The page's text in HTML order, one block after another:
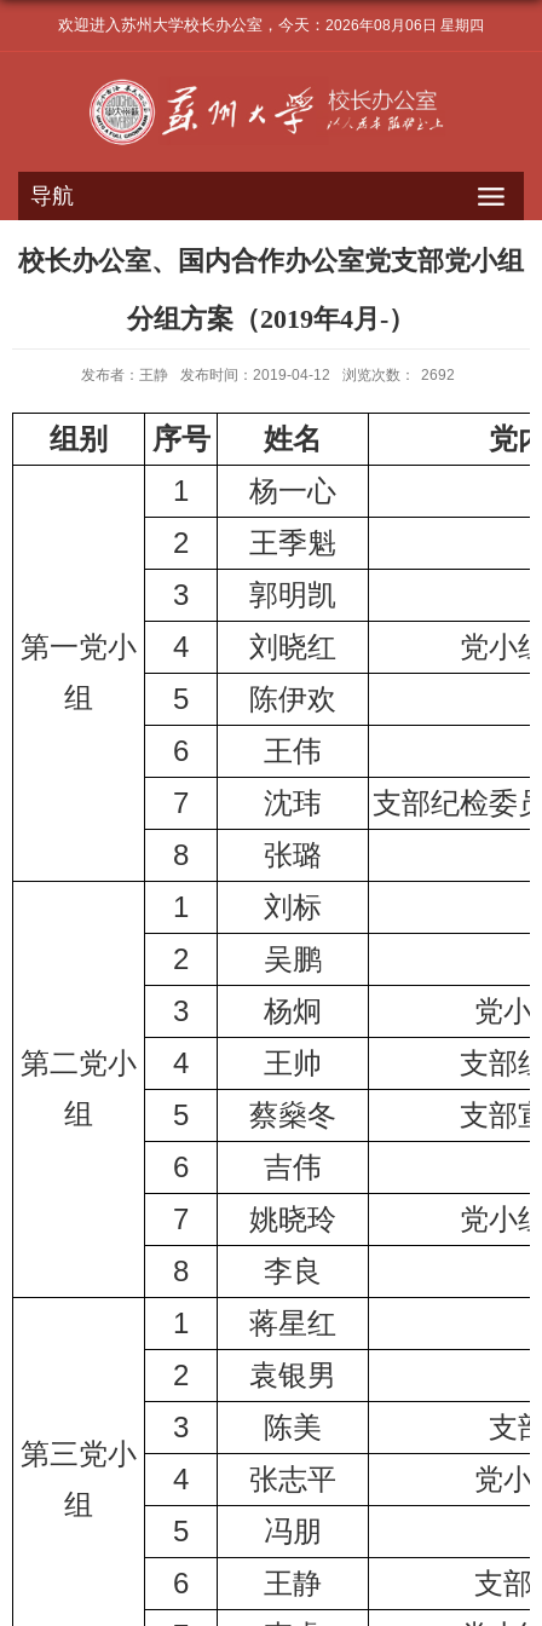
欢迎进入苏州大学校长办公室，今天： 2026年08月06日 星期四
导航
校长办公室、国内合作办公室党支部党小组
分组方案（2019年4月-）
发布者：王静 发布时间：2019-04-12 浏览次数： 2692
组别 序号 姓名 党
第一党小
组
1
杨一心
2
王季魁
3
郭明凯
4
刘晓红
党小
5
陈伊欢
6
王伟
7
沈玮
支部纪检委
8
张璐
第二党小
组
1
刘标
2
吴鹏
3
杨炯
党小
4
王帅
支部
5
蔡燊冬
支部
6
吉伟
7
姚晓玲
党小
8
李良
第三党小
组
1
蒋星红
2
袁银男
3
陈美
支
4
张志平
党小
5
冯朋
6
王静
支部